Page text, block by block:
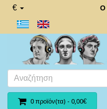
€ Ο
0 προϊόν(τα) - 0,00€